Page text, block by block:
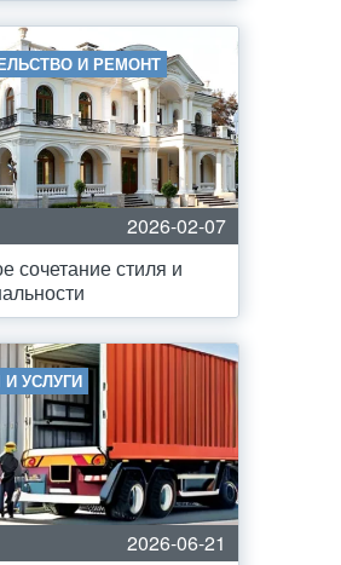
И РЕМОНТ
2026-02-07
сочетание стиля и
УСЛУГИ
2026-06-21